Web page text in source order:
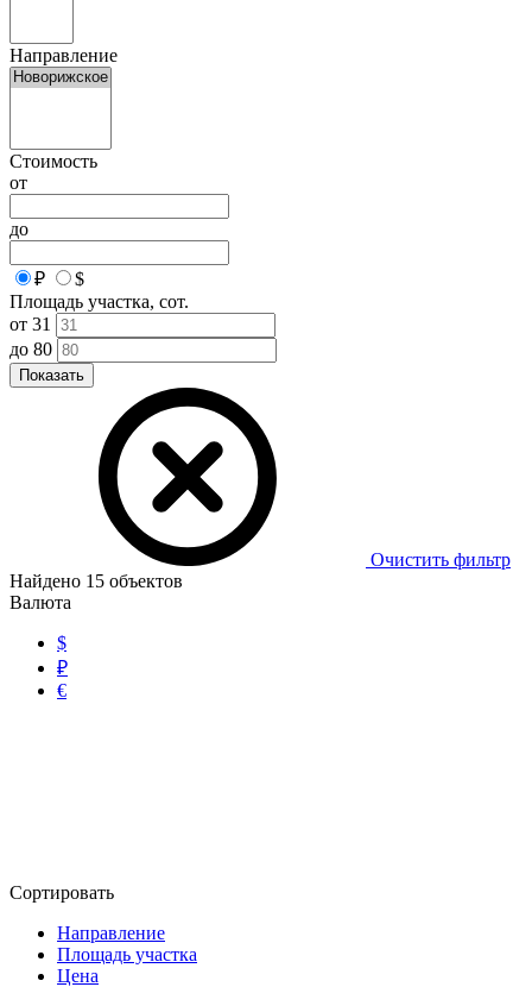
Направление
Стоимость
от
до
₽
$
Площадь участка, сот.
от 31
до 80
Показать
Очистить фильтр
Найдено 15 объектов
Валюта
$
₽
€
Сортировать
Направление
Площадь участка
Цена